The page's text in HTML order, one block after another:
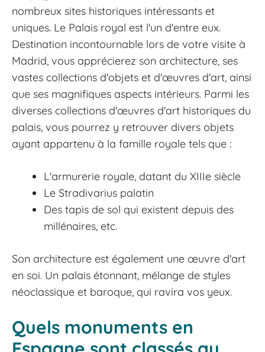
nombreux sites historiques intéressants et
uniques. Le Palais royal est l'un d'entre eux.
Destination incontournable lors de votre visite à
Madrid, vous apprécierez son architecture, ses
vastes collections d'objets et d'œuvres d'art, ainsi
que ses magnifiques aspects intérieurs. Parmi les
diverses collections d'œuvres d'art historiques du
palais, vous pourrez y retrouver divers objets
ayant appartenu à la famille royale tels que :
L'armurerie royale, datant du XIIIe siècle
Le Stradivarius palatin
Des tapis de sol qui existent depuis des
millénaires, etc.
Son architecture est également une œuvre d'art
en soi. Un palais étonnant, mélange de styles
néoclassique et baroque, qui ravira vos yeux.
Quels monuments en